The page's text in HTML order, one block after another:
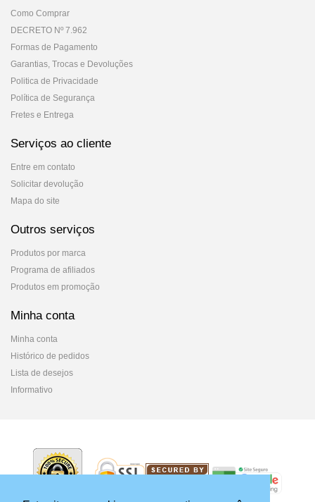
Como Comprar
DECRETO Nº 7.962
Formas de Pagamento
Garantias, Trocas e Devoluções
Politica de Privacidade
Política de Segurança
Fretes e Entrega
Serviços ao cliente
Entre em contato
Solicitar devolução
Mapa do site
Outros serviços
Produtos por marca
Programa de afiliados
Produtos em promoção
Minha conta
Minha conta
Histórico de pedidos
Lista de desejos
Informativo